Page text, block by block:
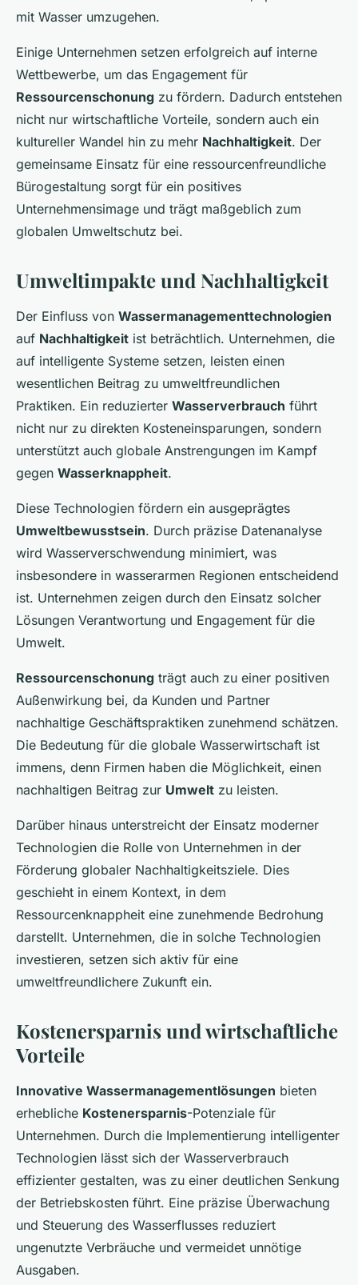
mit Wasser umzugehen.
Einige Unternehmen setzen erfolgreich auf interne
Wettbewerbe, um das Engagement für
Ressourcenschonung zu fördern. Dadurch entstehen
nicht nur wirtschaftliche Vorteile, sondern auch ein
kultureller Wandel hin zu mehr Nachhaltigkeit. Der
gemeinsame Einsatz für eine ressourcenfreundliche
Bürogestaltung sorgt für ein positives
Unternehmensimage und trägt maßgeblich zum
globalen Umweltschutz bei.
Umweltimpakte und Nachhaltigkeit
Der Einfluss von Wassermanagementtechnologien
auf Nachhaltigkeit ist beträchtlich. Unternehmen, die
auf intelligente Systeme setzen, leisten einen
wesentlichen Beitrag zu umweltfreundlichen
Praktiken. Ein reduzierter Wasserverbrauch führt
nicht nur zu direkten Kosteneinsparungen, sondern
unterstützt auch globale Anstrengungen im Kampf
gegen Wasserknappheit.
Diese Technologien fördern ein ausgeprägtes
Umweltbewusstsein. Durch präzise Datenanalyse
wird Wasserverschwendung minimiert, was
insbesondere in wasserarmen Regionen entscheidend
ist. Unternehmen zeigen durch den Einsatz solcher
Lösungen Verantwortung und Engagement für die
Umwelt.
Ressourcenschonung trägt auch zu einer positiven
Außenwirkung bei, da Kunden und Partner
nachhaltige Geschäftspraktiken zunehmend schätzen.
Die Bedeutung für die globale Wasserwirtschaft ist
immens, denn Firmen haben die Möglichkeit, einen
nachhaltigen Beitrag zur Umwelt zu leisten.
Darüber hinaus unterstreicht der Einsatz moderner
Technologien die Rolle von Unternehmen in der
Förderung globaler Nachhaltigkeitsziele. Dies
geschieht in einem Kontext, in dem
Ressourcenknappheit eine zunehmende Bedrohung
darstellt. Unternehmen, die in solche Technologien
investieren, setzen sich aktiv für eine
umweltfreundlichere Zukunft ein.
Kostenersparnis und wirtschaftliche
Vorteile
Innovative Wassermanagementlösungen bieten
erhebliche Kostenersparnis-Potenziale für
Unternehmen. Durch die Implementierung intelligenter
Technologien lässt sich der Wasserverbrauch
effizienter gestalten, was zu einer deutlichen Senkung
der Betriebskosten führt. Eine präzise Überwachung
und Steuerung des Wasserflusses reduziert
ungenutzte Verbräuche und vermeidet unnötige
Ausgaben.